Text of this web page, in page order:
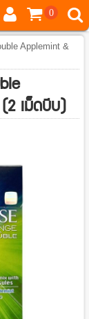
0
Applemint &
เม็ดบีบ)